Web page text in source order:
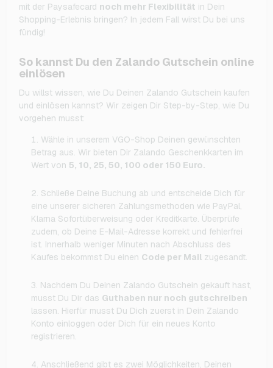
mit der Paysafecard noch mehr Flexibilität in Dein
Shopping-Erlebnis bringen? In jedem Fall wirst Du bei uns
fündig!
So kannst Du den Zalando Gutschein online
einlösen
Du willst wissen, wie Du Deinen Zalando Gutschein kaufen
und einlösen kannst? Wir zeigen Dir Step-by-Step, wie Du
vorgehen musst:
Wähle in unserem VGO-Shop Deinen gewünschten
Betrag aus. Wir bieten Dir Zalando Geschenkkarten im
Wert von 5, 10, 25, 50, 100 oder 150 Euro.
Schließe Deine Buchung ab und entscheide Dich für
eine unserer sicheren Zahlungsmethoden wie PayPal,
Klarna Sofortüberweisung oder Kreditkarte. Überprüfe
zudem, ob Deine E-Mail-Adresse korrekt und fehlerfrei
ist. Innerhalb weniger Minuten nach Abschluss des
Kaufes bekommst Du einen Code per Mail zugesandt.
Nachdem Du Deinen Zalando Gutschein gekauft hast,
musst Du Dir das Guthaben nur noch gutschreiben
lassen. Hierfür musst Du Dich zuerst in Dein Zalando
Konto einloggen oder Dich für ein neues Konto
registrieren.
Anschließend gibt es zwei Möglichkeiten, Deinen